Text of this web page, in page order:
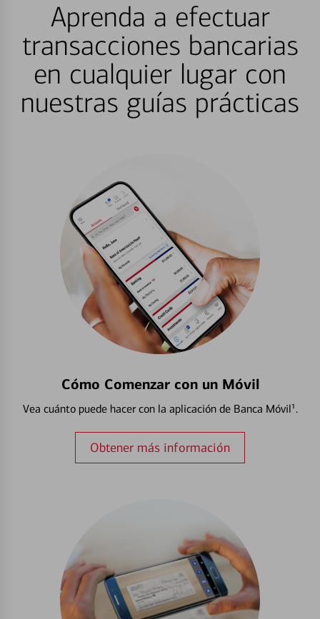
Aprenda a efectuar
transacciones bancarias
en cualquier lugar con
nuestras guías prácticas
Cómo Comenzar con un Móvil
Vea cuánto puede hacer con la aplicación de Banca Móvil¹.
Obtener más información